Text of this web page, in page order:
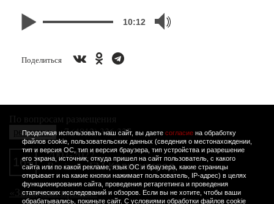
10:12
Поделиться
Продолжая использовать наш сайт, вы даете согласиена обработку
файлов cookie, пользовательских данных (сведения о местонахождении,
тип и версия ОС, тип и версия браузера, тип устройства и разрешение
его экрана, источник, откуда пришел на сайт пользователь, с какого
сайта или по какой рекламе, язык ОС и браузера, какие страницы
открывает и на какие кнопки нажимает пользователь, IP-адрес) в целях
функционирования сайта, проведения ретаргетинга и проведения
статических исследований и обзоров. Если вы не хотите, чтобы ваши
обрабатывались, покиньте сайт. С условиями обработки файлов cookie
По вопросам размещения
рекламы: +7 (4012) 336 337
16+
2007-2022
Business FM Калининград.
«Западная пресса»